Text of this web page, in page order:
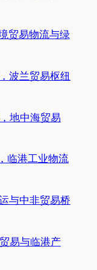
贸易物流与绿
波兰贸易枢纽
地中海贸易
临港工业物流
与中非贸易桥
易与临港产